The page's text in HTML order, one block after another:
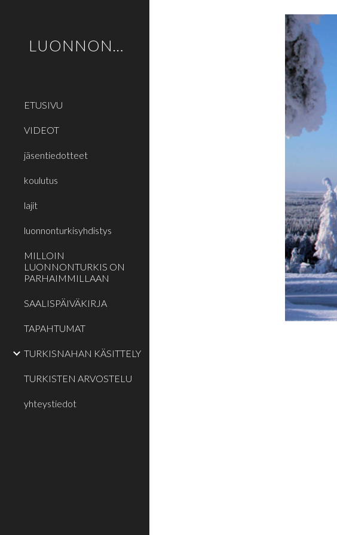
Skip to main content
LUONNONTURKIS
ETUSIVU
VIDEOT
jäsentiedotteet
koulutus
lajit
luonnonturkisyhdistys
MILLOIN
LUONNONTURKIS ON
PARHAIMMILLAAN
SAALISPÄIVÄKIRJA
TAPAHTUMAT
TURKISNAHAN KÄSITTELY
TURKISTEN ARVOSTELU
yhteystiedot